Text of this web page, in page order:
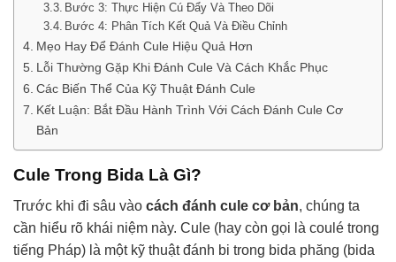
Bước 3: Thực Hiện Cú Đẩy Và Theo Dõi
Bước 4: Phân Tích Kết Quả Và Điều Chỉnh
Mẹo Hay Để Đánh Cule Hiệu Quả Hơn
Lỗi Thường Gặp Khi Đánh Cule Và Cách Khắc Phục
Các Biến Thể Của Kỹ Thuật Đánh Cule
Kết Luận: Bắt Đầu Hành Trình Với Cách Đánh Cule Cơ
Bản
Cule Trong Bida Là Gì?
Trước khi đi sâu vào cách đánh cule cơ bản, chúng ta
cần hiểu rõ khái niệm này. Cule (hay còn gọi là coulé trong
tiếng Pháp) là một kỹ thuật đánh bi trong bida phăng (bida